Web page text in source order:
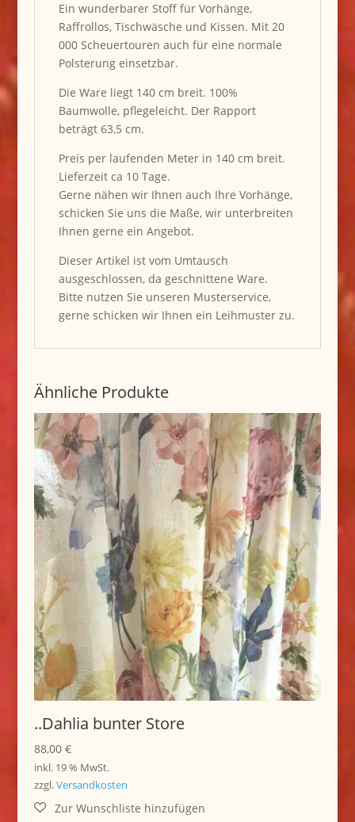
Ein wunderbarer Stoff für Vorhänge,
Raffrollos, Tischwäsche und Kissen. Mit 20
000 Scheuertouren auch für eine normale
Polsterung einsetzbar.
Die Ware liegt 140 cm breit. 100%
Baumwolle, pflegeleicht. Der Rapport
beträgt 63,5 cm.
Preis per laufenden Meter in 140 cm breit.
Lieferzeit ca 10 Tage.
Gerne nähen wir Ihnen auch Ihre Vorhänge,
schicken Sie uns die Maße, wir unterbreiten
Ihnen gerne ein Angebot.
Dieser Artikel ist vom Umtausch
ausgeschlossen, da geschnittene Ware.
Bitte nutzen Sie unseren Musterservice,
gerne schicken wir Ihnen ein Leihmuster zu.
Ähnliche Produkte
..Dahlia bunter Store
88,00 €
inkl. 19 % MwSt.
zzgl.Versandkosten